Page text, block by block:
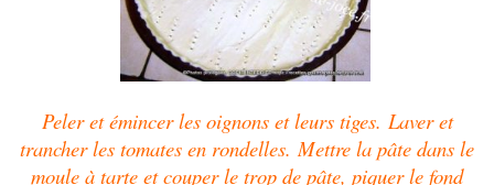
Peler et émincer les oignons et leurs tiges. Laver et
trancher les tomates en rondelles. Mettre la pâte dans le
moule à tarte et couper le trop de pâte, piquer le fond